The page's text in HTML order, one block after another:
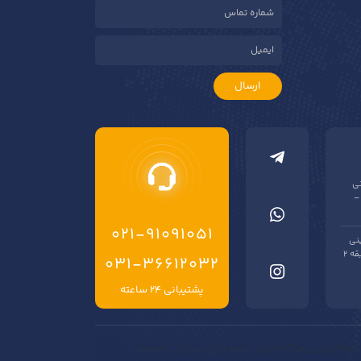
ارسال
فروشی گلستان – بن بست شیراز – پلاک یک – طبقه 2
021-91091051
۰۳۱-۳۶۶۱۲۰۳۲
پشتیبانی ۲۴ ساعته